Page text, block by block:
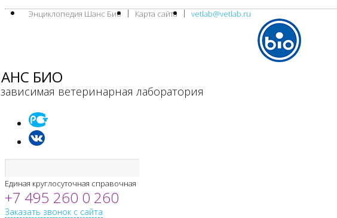
Энциклопедия Шанс Био Карта сайта vetlab@vetlab.ru
БИО
ветеринарная лаборатория
Единая круглосуточная справочная
+7 495 260 0 260
Заказать звонок с сайта